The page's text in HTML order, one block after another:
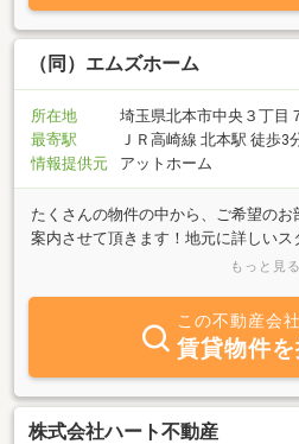
らお待ちしております。
（同）エムズホーム
所在地
埼玉県北本市中央３丁目
最寄駅
ＪＲ高崎線 北本駅 徒歩3
情報提供元
アットホーム
たくさんの物件の中から、ご希望の
案内させて頂きます！地元に詳しい
で、お気軽にご相談下さいませ。ま
同心よりお待ちしております。
もっと見る
この不動産会
賃貸物件
株式会社ハート不動産